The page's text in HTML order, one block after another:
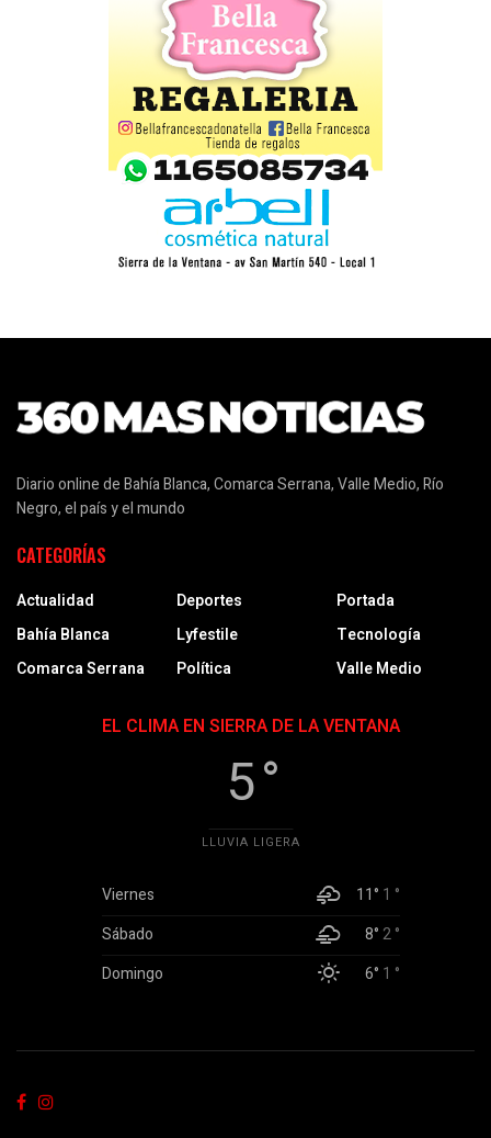
Diario online de Bahía Blanca, Comarca Serrana, Valle Medio, Río
Negro, el país y el mundo
CATEGORÍAS
Actualidad
Bahía Blanca
Comarca Serrana
Deportes
Lyfestile
Política
Portada
Tecnología
Valle Medio
EL CLIMA EN SIERRA DE LA VENTANA
5 °
LLUVIA LIGERA
Viernes 11° 1 °
Sábado
8°2 °
Domingo
6° 1 °